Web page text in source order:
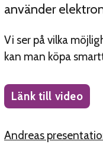
använder
Vi ser på vilka
kan man köpa
Länk till video
Andreas